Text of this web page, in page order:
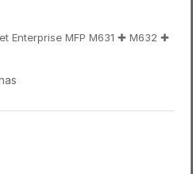
Enterprise MFP M631 ✚ M632 ✚